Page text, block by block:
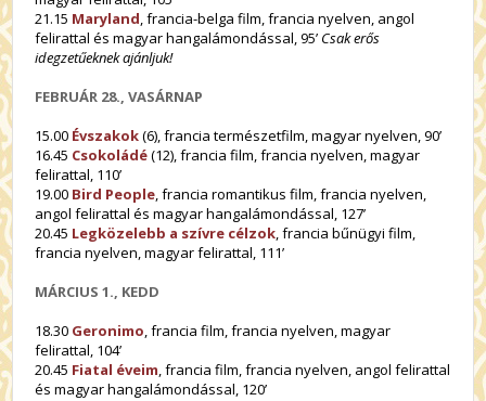
21.15 Maryland, francia-belga film, francia nyelven, angol
felirattal és magyar hangalámondással, 95’ Csak erős
idegzetűeknek ajánljuk!
FEBRUÁR 28., VASÁRNAP
15.00 Évszakok(6), francia természetfilm, magyar nyelven, 90’
16.45 Csokoládé(12), francia film, francia nyelven, magyar
felirattal, 110’
19.00 Bird People, francia romantikus film, francia nyelven,
angol felirattal és magyar hangalámondással, 127’
20.45 Legközelebb a szívre célzok, francia bűnügyi film,
francia nyelven, magyar felirattal, 111’
MÁRCIUS 1., KEDD
18.30 Geronimo, francia film, francia nyelven, magyar
felirattal, 104’
20.45 Fiatal éveim, francia film, francia nyelven, angol felirattal
és magyar hangalámondással, 120’